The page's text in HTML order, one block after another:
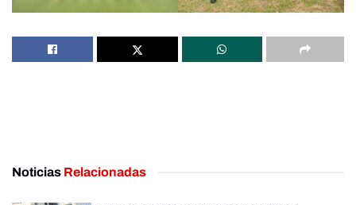
Noticias Relacionadas